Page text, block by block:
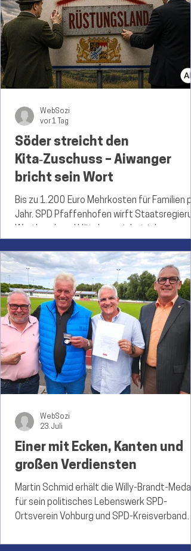
Söder streicht den
Kita‑Zuschuss – Aiwanger
bricht sein Wort
Bis zu 1.200 Euro Mehrkosten für Familien
Jahr. SPD Pfaffenhofen wirft
(Bildmontage) Pfaffenhofen a. d. Ilm –
die Stimmen der gesamten Opposition hat
Regierungsmehrheit aus CSU und Freien
Wählern die Reform des Bayerischen
Kinderbildungs- und -betreuungsgesetzes
(BayKiBiG) beschlossen. Was die
Staatsregierung als „Bürokratieabbau“ und
„Systeminvestment“ verkauft, erweist si
WebSozi
vor 1 Tag
Einer mit Ecken, Kanten und
großen Verdiensten
Martin Schmid erhält die Willy-Brandt-
für sein politisches Lebenswerk SPD-
Ortsverein Vohburg und SPD-Kreisverband
seinen jahrzehntelangen Einsatz für
WebSozi
23. Juli